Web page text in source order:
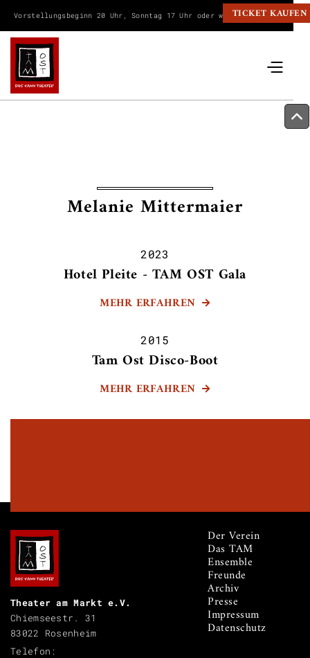
Vorstellungsbeginn 20 Uhr, Sonntag 17 Uhr oder wie angegeben.
TICKET KAUFEN
Melanie Mittermaier
2023
Hotel Pleite - TAM OST Gala
MEHR ERFAHREN 
2015
Tam Ost Disco-Boot
MEHR ERFAHREN 
Theater am Markt e.V.
Chiemseestr. 31
83022 Rosenheim
Telefon:
Der Verein
Das TAM
Ensemble
Freunde
Archiv
Presse
Impressum
Datenschutz